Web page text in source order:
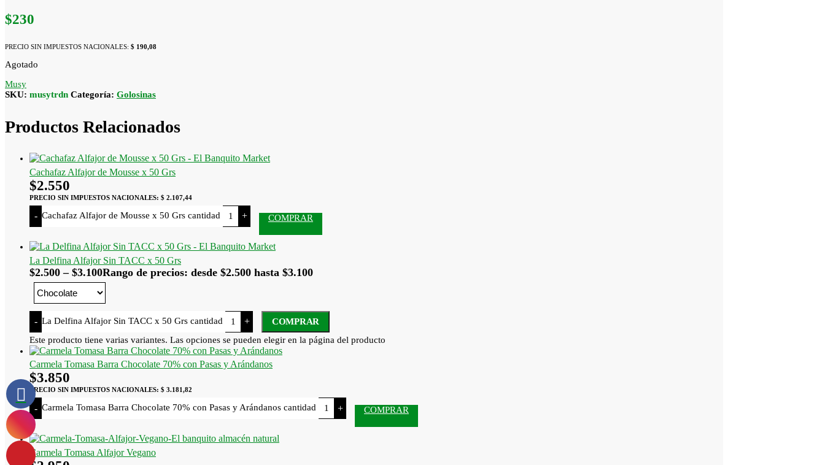
$230
PRECIO SIN IMPUESTOS NACIONALES: $ 190,08
Agotado
Musy
SKU: musytrdn Categoría: Golosinas
Productos Relacionados
Cachafaz Alfajor de Mousse x 50 Grs
$2.550
PRECIO SIN IMPUESTOS NACIONALES: $ 2.107,44
- Cachafaz Alfajor de Mousse x 50 Grs cantidad + COMPRAR
La Delfina Alfajor Sin TACC x 50 Grs
$2.500 – $3.100Rango de precios: desde $2.500 hasta $3.100
- La Delfina Alfajor Sin TACC x 50 Grs cantidad +
COMPRAR
Este producto tiene varias variantes. Las opciones se pueden elegir en la página del producto
Carmela Tomasa Barra Chocolate 70% con Pasas y Arándanos
$3.850
PRECIO SIN IMPUESTOS NACIONALES: $ 3.181,82
- Carmela Tomasa Barra Chocolate 70% con Pasas y Arándanos cantidad + COMPRAR
Carmela Tomasa Alfajor Vegano